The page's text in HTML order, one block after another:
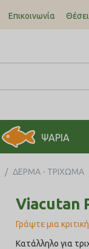
Επικοινωνία
ΨΑΡΙΑ
/ ΔΕΡΜΑ - ΤΡΙΧΩΜΑ
Viacutan
Γράψτε μια κριτική
Κατάλληλο για